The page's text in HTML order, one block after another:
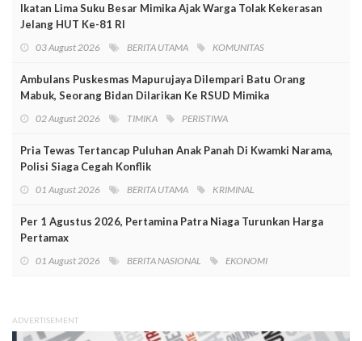
Ikatan Lima Suku Besar Mimika Ajak Warga Tolak Kekerasan
Jelang HUT Ke-81 RI
03 August 2026 BERITA UTAMA KOMUNITAS
Ambulans Puskesmas Mapurujaya Dilempari Batu Orang
Mabuk, Seorang Bidan Dilarikan Ke RSUD Mimika
02 August 2026 TIMIKA PERISTIWA
Pria Tewas Tertancap Puluhan Anak Panah Di Kwamki Narama,
Polisi Siaga Cegah Konflik
01 August 2026 BERITA UTAMA KRIMINAL
Per 1 Agustus 2026, Pertamina Patra Niaga Turunkan Harga
Pertamax
01 August 2026 BERITA NASIONAL EKONOMI
ADVERTISEMENT